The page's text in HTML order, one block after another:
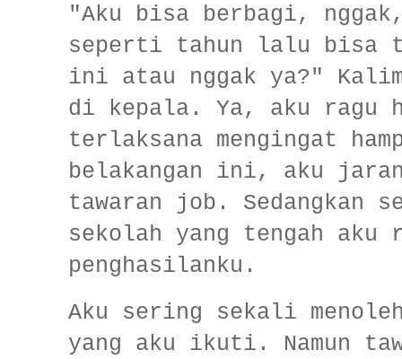
"Aku bisa berbagi, nggak,
seperti tahun lalu bisa
ini atau nggak ya?"
di kepala. Ya, aku ragu
terlaksana mengingat
belakangan ini, aku
tawaran job. Sedangkan
sekolah yang tengah
penghasilanku.
Aku sering sekali
yang aku ikuti. Namun